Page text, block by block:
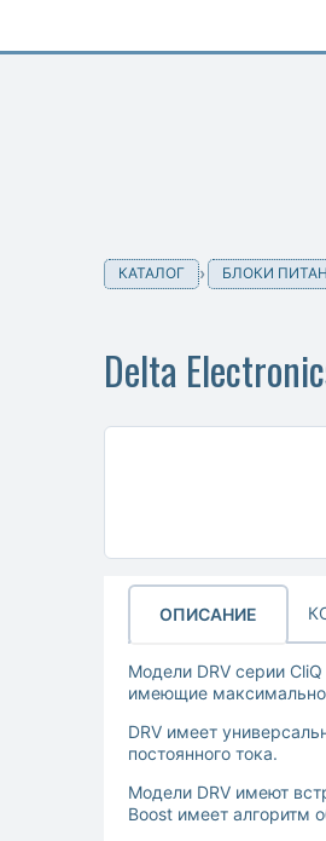
КАТАЛОГ БЛОКИ
Delta
ОПИСАНИЕ
Модели DRV серии
имеющие
DRV имеет
постоянного тока.
Модели DRV имеют
Boost имеет алгоритм